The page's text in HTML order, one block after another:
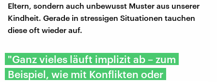
Eltern, sondern auch unbewusst Muster aus unserer
Kindheit. Gerade in stressigen Situationen tauchen
diese oft wieder auf.
"Ganz vieles läuft implizit ab – zum
Beispiel, wie mit Konflikten oder